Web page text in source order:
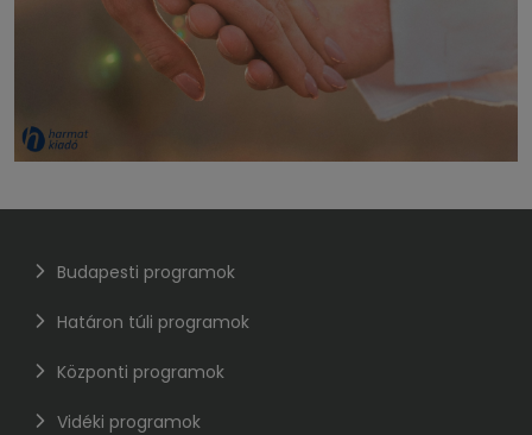
Budapesti programok
Határon túli programok
Központi programok
Vidéki programok